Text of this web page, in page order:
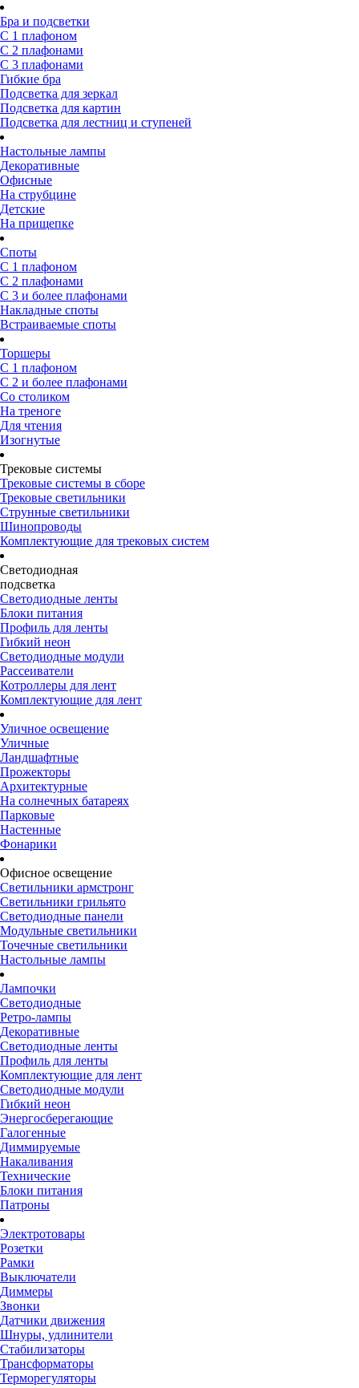
Бра и подсветки
С 1 плафоном
С 2 плафонами
С 3 плафонами
Гибкие бра
Подсветка для зеркал
Подсветка для картин
Подсветка для лестниц и ступеней
Настольные лампы
Декоративные
Офисные
На струбцине
Детские
На прищепке
Споты
С 1 плафоном
С 2 плафонами
С 3 и более плафонами
Накладные споты
Встраиваемые споты
Торшеры
С 1 плафоном
С 2 и более плафонами
Со столиком
На треноге
Для чтения
Изогнутые
Трековые системы
Трековые системы в сборе
Трековые светильники
Струнные светильники
Шинопроводы
Комплектующие для трековых систем
Светодиодная
подсветка
Светодиодные ленты
Блоки питания
Профиль для ленты
Гибкий неон
Светодиодные модули
Рассеиватели
Котроллеры для лент
Комплектующие для лент
Уличное освещение
Уличные
Ландшафтные
Прожекторы
Архитектурные
На солнечных батареях
Парковые
Настенные
Фонарики
Офисное освещение
Светильники армстронг
Светильники грильято
Светодиодные панели
Модульные светильники
Точечные светильники
Настольные лампы
Лампочки
Светодиодные
Ретро-лампы
Декоративные
Светодиодные ленты
Профиль для ленты
Комплектующие для лент
Светодиодные модули
Гибкий неон
Энергосберегающие
Галогенные
Диммируемые
Накаливания
Технические
Блоки питания
Патроны
Электротовары
Розетки
Рамки
Выключатели
Диммеры
Звонки
Датчики движения
Шнуры, удлинители
Стабилизаторы
Трансформаторы
Терморегуляторы